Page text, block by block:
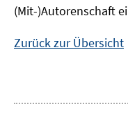
(Mit-)Autorenschaft
Zurück zur Übersicht